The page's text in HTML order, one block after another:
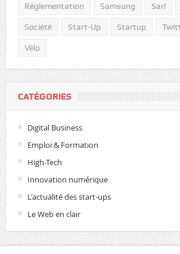
Réglementation Samsung Sarl
Société Start-Up Startup
Vélo
CATÉGORIES
Digital Business
Emploi & Formation
High-Tech
Innovation numérique
L'actualité des start-ups
Le Web en clair